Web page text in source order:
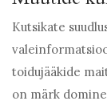
Kutsikate
toidujääkide
on märk